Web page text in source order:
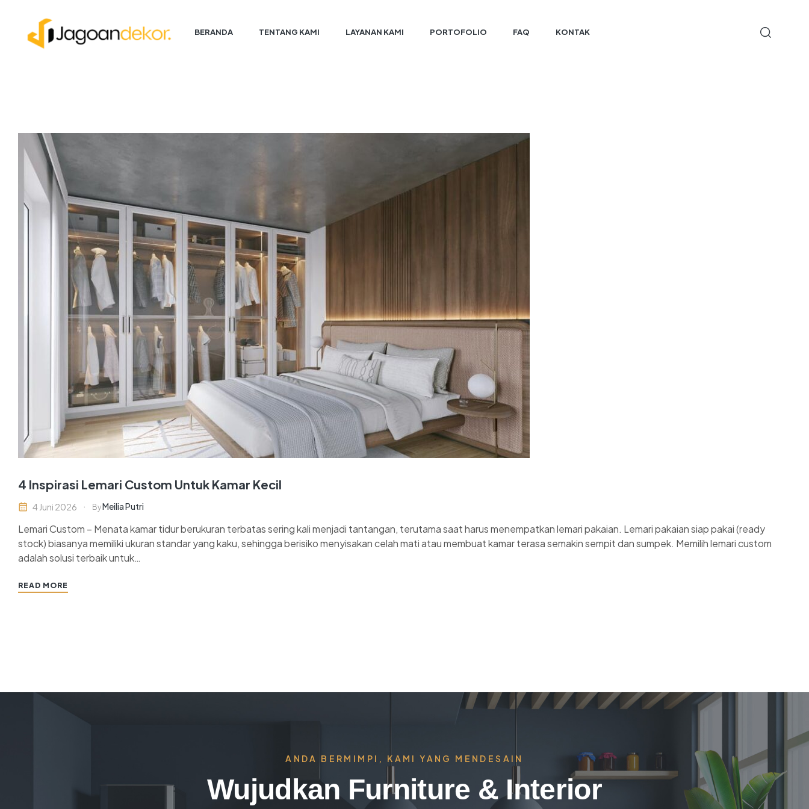
BERANDA TENTANG KAMI LAYANAN KAMI PORTOFOLIO FAQ KONTAK
4 Inspirasi Lemari Custom Untuk Kamar Kecil
4 Juni 2026 ByMeilia Putri
Lemari Custom – Menata kamar tidur berukuran terbatas sering kali menjadi tantangan, terutama saat harus menempatkan lemari pakaian. Lemari pakaian siap pakai (ready
stock) biasanya memiliki ukuran standar yang kaku, sehingga berisiko menyisakan celah mati atau membuat kamar terasa semakin sempit dan sumpek. Memilih lemari custom
adalah solusi terbaik untuk…
READ MORE
ANDA BERMIMPI, KAMI YANG MENDESAIN
Wujudkan Furniture & Interior